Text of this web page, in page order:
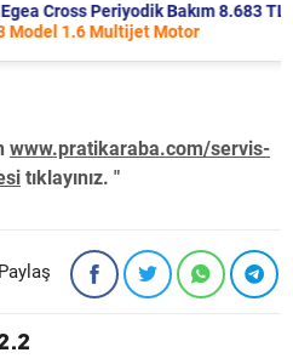
Periyodik Bakım 8.683 TL
Multijet Motor
www.pratikaraba.com/servis-
tıklayınız. "
Paylaş